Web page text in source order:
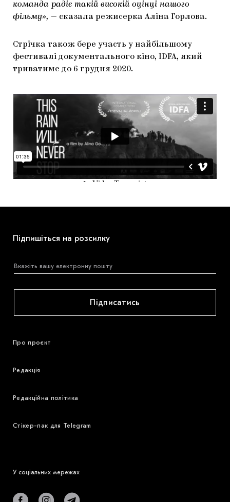
команда радіє такій високій оцінці нашого
фільму», — сказала режисерка Аліна Горлова.
Стрічка також бере участь у найбільшому
фестивалі документального кіно, IDFA, який
триватиме до 6 грудня 2020.
Підпишіться на розсилку
Підписатись
Про проєкт
Редакція
Редакційна політика
Стікер-пак для Telegram
У соціальних мережах